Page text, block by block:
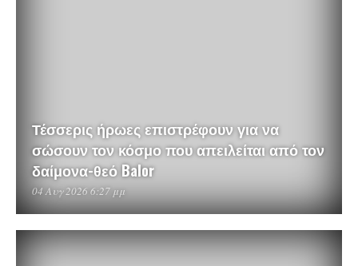
Τέσσερις ήρωες επιστρέφουν για να
σώσουν τον κόσμο που απειλείται από τον
δαίμονα-θεό Balor
04 Αυγ 2026 6:27 μμ